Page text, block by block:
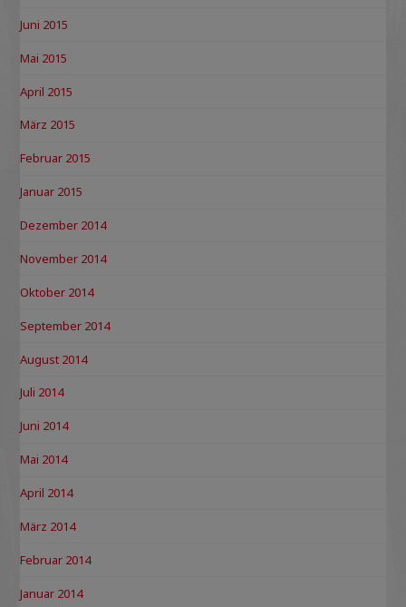
Juni 2015
Mai 2015
April 2015
März 2015
Februar 2015
Januar 2015
Dezember 2014
November 2014
Oktober 2014
September 2014
August 2014
Juli 2014
Juni 2014
Mai 2014
April 2014
März 2014
Februar 2014
Januar 2014